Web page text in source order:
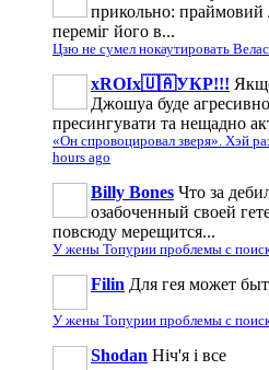
прикольно:
переміг його в...
Цзю не сумел нокаутировать
xROIx🇺🇦УКР!!!
Джошуа буде агресивно
пресингувати та нещадно
«Он спровоцировал зверя». Хэй
hours ago
Billy Bones Что за
озабоченный своей
повсюду мерещится...
У жены Топурии проблемы с
Filin Для гея может
У жены Топурии проблемы с
Shodan Ніч'я і все